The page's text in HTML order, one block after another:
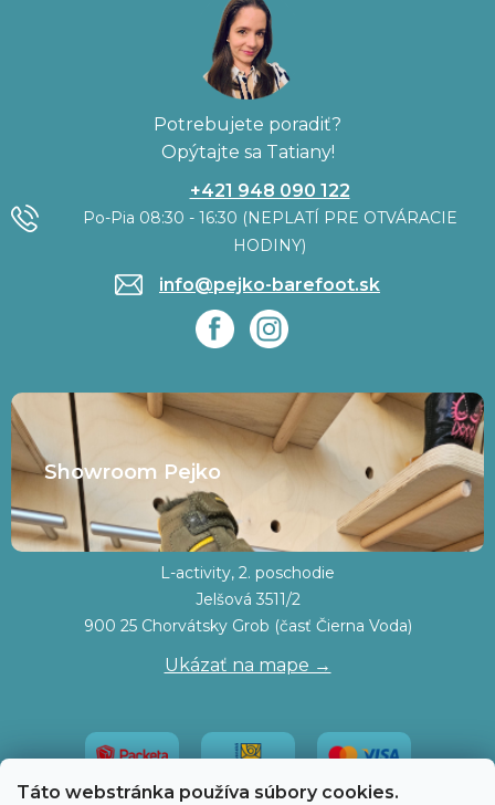
Táto webstránka používa súbory cookies.
Potrebujete poradiť?
Opýtajte sa Tatiany!
+421 948 090 122
Po-Pia 08:30 - 16:30 (NEPLATÍ PRE OTVÁRACIE
HODINY)
info@pejko-barefoot.sk
Showroom Pejko
L-activity, 2. poschodie
Jelšová 3511/2
900 25 Chorvátsky Grob (časť Čierna Voda)
Ukázať na mape →